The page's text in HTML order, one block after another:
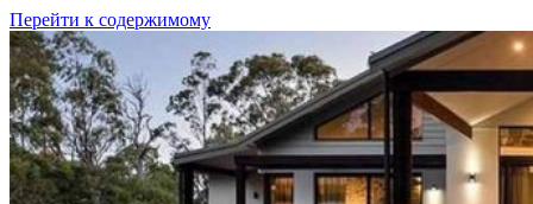
Перейти к содержимому